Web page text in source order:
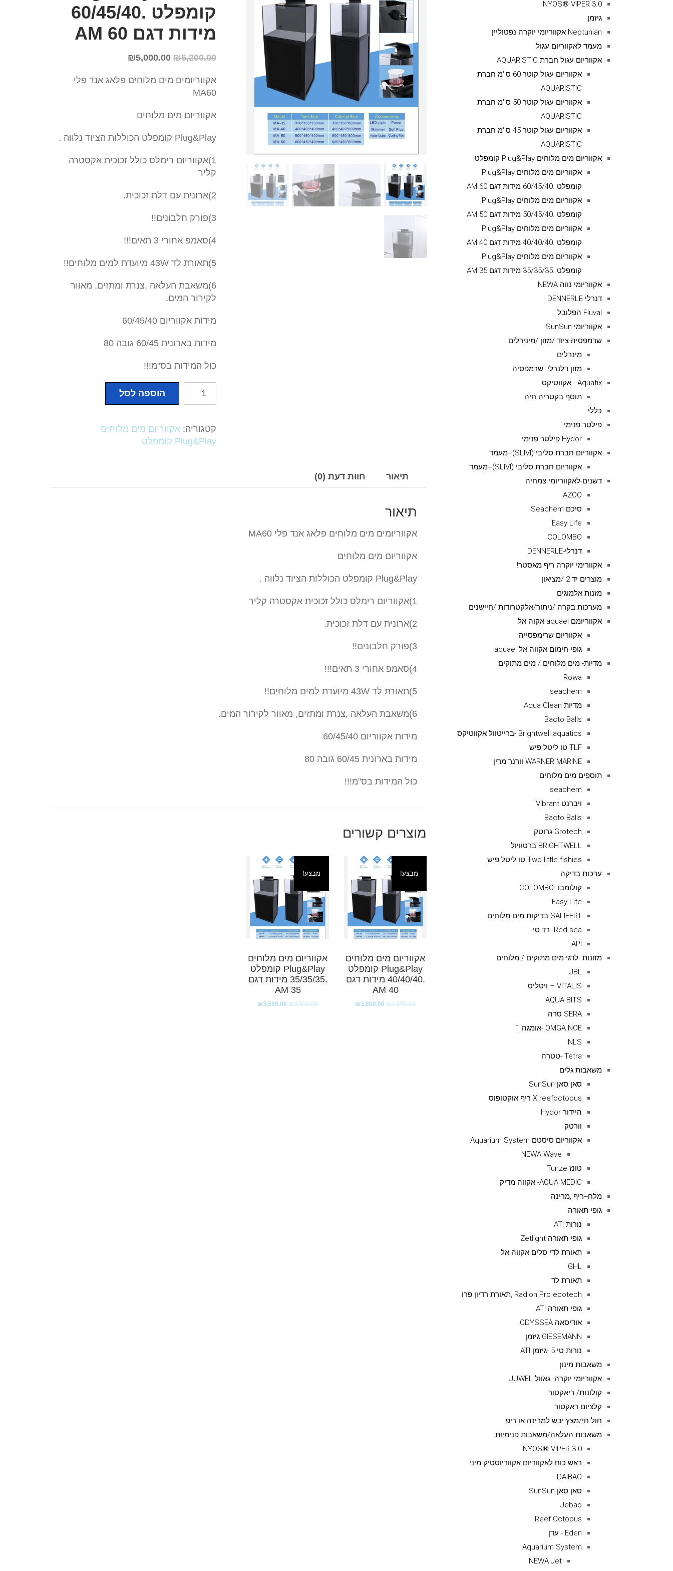
קומפלט .60/45/40
מידות דגם AM 60
₪5,200.00
₪5,000.00
אקווריומים מים מלוחים פלאג אנד פלי
MA60
אקווריום מים מלוחים
Plug&Play קומפלט הכוללות הציוד נלווה .
1)אקווריום רימלס כולל זכוכית אקסטרה
קליר
2)ארונית עם דלת זכוכית.
3)פורק חלבונים!!
4)סאמפ אחורי 3 תאים!!!
5)תאורת לד 43W מיועדת למים מלוחים!!
6)משאבת העלאה ,צנרת ומתזים, מאוור
לקירור המים.
מידות אקווריום 60/45/40
מידות בארונית 60/45 גובה 80
כול המידות בס"מ!!!
כמות
מים
מלוחים
מידות
הוספה לסל
קטגוריה: אקווריום מים מלוחים
Plug&Play קומפלט
תיאור חוות דעת (0)
תיאור
אקווריומים מים מלוחים פלאג אנד פלי MA60
אקווריום מים מלוחים
Plug&Play קומפלט הכוללות הציוד נלווה .
1)אקווריום רימלס כולל זכוכית אקסטרה קליר
2)ארונית עם דלת זכוכית.
3)פורק חלבונים!!
4)סאמפ אחורי 3 תאים!!!
5)תאורת לד 43W מיועדת למים מלוחים!!
6)משאבת העלאה ,צנרת ומתזים, מאוור לקירור המים.
מידות אקווריום 60/45/40
מידות בארונית 60/45 גובה 80
כול המידות בס"מ!!!
מוצרים קשורים
מבצע!
אקווריום מים מלוחים
Plug&Play קומפלט
.40/40/40 מידות דגם
AM 40
₪3,990.00
₪3,800.00
מבצע!
אקווריום מים מלוחים
Plug&Play קומפלט
.35/35/35 מידות דגם
AM 35
₪3,900.00
₪3,590.00
NYOS® VIPER 3.0
גיזמן
Neptunian אקווריומי יוקרה נפטוליין
מעמד לאקווריום עגול
אקווריום עגול חברת AQUARISTIC
אקווריום עגול קוטר 60 ס''מ חברת
AQUARISTIC
אקווריום עגול קוטר 50 ס''מ חברת
AQUARISTIC
אקווריום עגול קוטר 45 ס''מ חברת
AQUARISTIC
אקווריום מים מלוחים Plug&Play קומפלט
אקווריום מים מלוחים Plug&Play
קומפלט .60/45/40 מידות דגם AM 60
אקווריום מים מלוחים Plug&Play
קומפלט .50/45/40 מידות דגם AM 50
אקווריום מים מלוחים Plug&Play
קומפלט .40/40/40 מידות דגם AM 40
אקווריום מים מלוחים Plug&Play
קומפלט .35/35/35 מידות דגם AM 35
אקווריומי נווה NEWA
דנרלי DENNERLE
Fluval הפלובל
אקווריומי SunSun
שרמפסיה-ציוד /מזון /מינירלים
מינרלים
מזון דלנרלי -שרמפסיה
Aquatix - אקווטיקס
תוסף בקטריה חיה
כללי
פילטר פנימי
Hydor פילטר פנימי
אקווריום חברת סליבי (SLIVIׂׂ)+מעמד
אקווריום חברת סליבי (SLIVIׂׂ)+מעמד
דשנים-לאקווריומי צמחיה
AZOO
סיכם Seachem
Easy Life
COLOMBO
דנרלי-DENNERLE
אקוורימי יוקרה ריף מאסטר!
מוצרים יד 2 /מציאון
מזנות אלמוגים
מערכות בקרה /ניתור/אלקטרודות /חיישנים
אקווריומם aquael אקוה אל
אקווריום שרימפסייה
גופי חימום אקווה אל aquael
מדיות- מים מלוחים / מים מתוקים
Rowa
seachem
מדיות Aqua Clean
Bacto Balls
Brightwell aquatics -ברייטוול אקווטיקס
TLF טו ליטל פיש
WARNER MARINE וורנר מרין
תוספים מים מלוחים
seachem
ויברנט Vibrant
Bacto Balls
Grotech גרוטק
BRIGHTWELL ברטוויול
Two little fishies טו ליטל פיש
ערכות בדיקה
קולומבו -COLOMBO
Easy Life
SALIFERT בדיקות מים מלוחים
Red-sea -רד סי
API
מזונות -לדגי מים מתוקים / מלוחים
JBL
VITALIS – ויטליס
AQUA BITS
SERA סרה
OMGA NOE -אומגה 1
NLS
Tetra -טטרה
משאבות גלים
סאן סאן SunSun
X reefoctopus ריף אוקטופוס
היידור Hydor
וורטק
אקווריום סיסטם Aquarium System
NEWA Wave
טונז Tunze
AQUA MEDIC- אקווה מדיק
מלח--ריף ,מרינה
גופי תאורה
נורות ATI
גופי תאורה Zetlight
תאורת לדי סלים אקווה אל
GHL
תאורת לד
Radion Pro ecotech ,תאורת רדיון פרו
גופי תאורה ATI
אודיסאה ODYSSEA
GIESEMANN גיזמן
נורות טי 5 -גיזמן ATI
משאבות מינון
אקווריומי יוקרה- גאוול JUWEL
קולונות/ ריאקטור
קלציום ראקטור
חול חי/מצץ יבש למרינה או ריפ
משאבות העלאה/משאבות פנימיות
NYOS® VIPER 3.0
ראש כוח לאקווריום אקווריוסטיק מיני
DAIBAO
סאן סאן SunSun
Jebao
Reef Octopus
Eden - עדן
Aquarium System
NEWA Jet